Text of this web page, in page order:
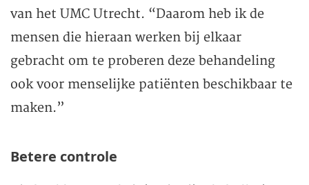
van het UMC Utrecht. “Daarom heb ik de
mensen die hieraan werken bij elkaar
gebracht om te proberen deze behandeling
ook voor menselijke patiënten beschikbaar te
maken.”
Betere controle